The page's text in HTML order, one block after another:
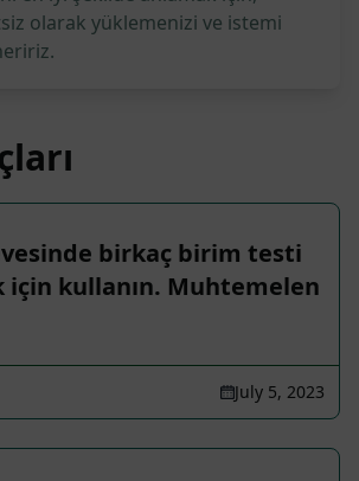
olarak yüklemenizi ve istemi
birkaç birim testi
kullanın. Muhtemelen
July 5, 2023